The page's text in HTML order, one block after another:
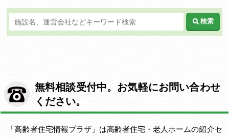
検索
無料相談受付中。お気軽にお問い合わせ
ください。
「高齢者住宅情報プラザ」は高齢者住宅・老人ホームの紹介セ